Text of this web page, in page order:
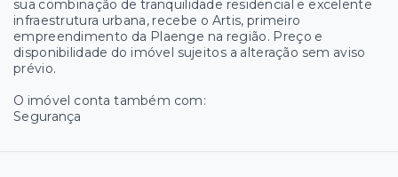
sua combinação de tranquilidade residencial e excelente
infraestrutura urbana, recebe o Artis, primeiro
empreendimento da Plaenge na região. Preço e
disponibilidade do imóvel sujeitos a alteração sem aviso
prévio.
O imóvel conta também com:
Segurança